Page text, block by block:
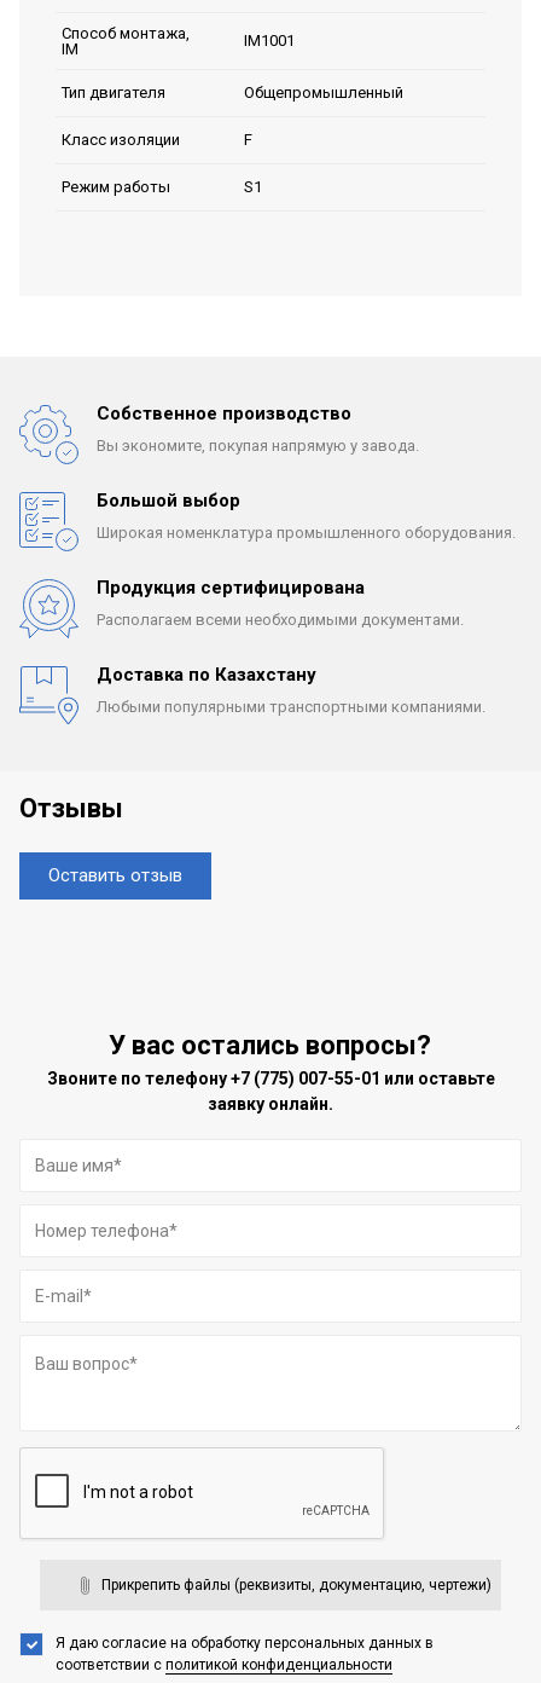
Способ монтажа,
IM
IM1001
Тип двигателя Общепромышленный
Класс изоляции F
Режим работы S1
Собственное производство
Вы экономите, покупая напрямую у завода.
Большой выбор
Широкая номенклатура промышленного оборудования.
Продукция сертифицирована
Располагаем всеми необходимыми документами.
Доставка по Казахстану
Любыми популярными транспортными компаниями.
Отзывы
Оставить отзыв
У вас остались вопросы?
Звоните по телефону+7 (775) 007-55-01 или оставьте
заявку онлайн.
Прикрепить файлы (реквизиты, документацию, чертежи)
Я даю согласие на обработку персональных данных в
соответствии с политикой конфиденциальности